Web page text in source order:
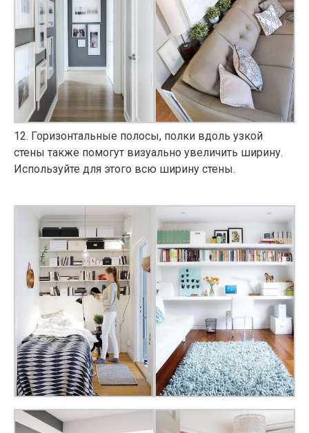
12. Горизонтальные полосы, полки вдоль узкой
стены также помогут визуально увеличить ширину.
Используйте для этого всю ширину стены.